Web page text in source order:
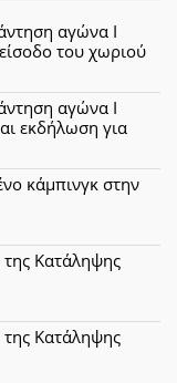
αγώνα Ι
του χωριού
αγώνα Ι
εκδήλωση για
κάμπινγκ στην
Κατάληψης
Κατάληψης